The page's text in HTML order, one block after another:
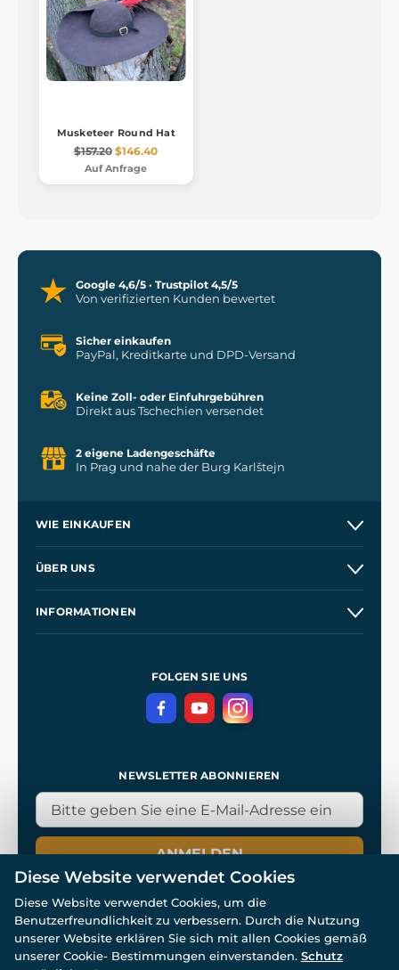
Musketeer Round Hat
$157.20 $146.40
Auf Anfrage
Google 4,6/5 · Trustpilot 4,5/5
Von verifizierten Kunden bewertet
Sicher einkaufen
PayPal, Kreditkarte und DPD-Versand
Keine Zoll- oder Einfuhrgebühren
Direkt aus Tschechien versendet
2 eigene Ladengeschäfte
In Prag und nahe der Burg Karlštejn
WIE EINKAUFEN
Kontakt
ÜBER UNS
INFORMATIONEN
DatenschutzerklärungFOLGEN SIE UNS
NEWSLETTER ABONNIEREN
ANMELDEN
© Alle Rechte vorbehalten. www.wulflund.de 2007-2026.
Diese Website verwendet Cookies
Diese Website verwendet Cookies, um die
Benutzerfreundlichkeit zu verbessern. Durch die Nutzung
unserer Website erklären Sie sich mit allen Cookies gemäß
unserer Cookie- Bestimmungen einverstanden. Schutz